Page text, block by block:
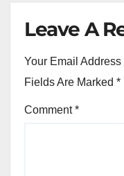
Leave A
Your Email
Fields Are Marked *
Comment*